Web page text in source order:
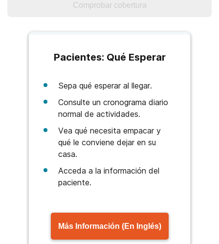
Pacientes: Qué Esperar
Sepa qué esperar al llegar.
Consulte un cronograma diario
normal de actividades.
Vea qué necesita empacar y
qué le conviene dejar en su
casa.
Acceda a la información del
paciente.
Más Información (En Inglés)
Comprobar cobertura